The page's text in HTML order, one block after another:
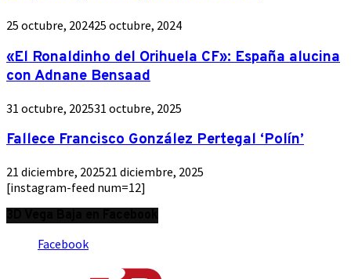
25 octubre, 202425 octubre, 2024
«El Ronaldinho del Orihuela CF»: España alucina
con Adnane Bensaad
31 octubre, 202531 octubre, 2025
Fallece Francisco González Pertegal ‘Polín’
21 diciembre, 202521 diciembre, 2025
[instagram-feed num=12]
Facebook